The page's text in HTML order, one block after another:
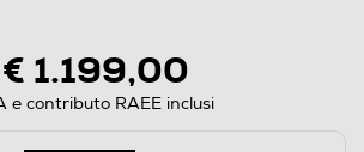
€ 1.199,00
e contributo RAEE inclusi